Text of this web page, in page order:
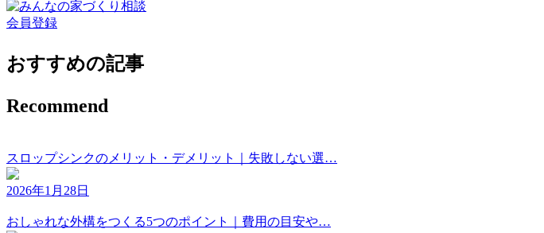
会員登録
おすすめの記事
Recommend
スロップシンクのメリット・デメリット｜失敗しない選…
2026年1月28日
おしゃれな外構をつくる5つのポイント｜費用の目安や…